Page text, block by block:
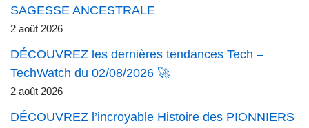
SAGESSE ANCESTRALE
2 août 2026
DÉCOUVREZ les dernières tendances Tech –
TechWatch du 02/08/2026 🚀
2 août 2026
DÉCOUVREZ l’incroyable Histoire des PIONNIERS